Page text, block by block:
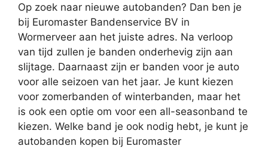
Op zoek naar nieuwe autobanden? Dan ben je
bij Euromaster Bandenservice BV in
Wormerveer aan het juiste adres. Na verloop
van tijd zullen je banden onderhevig zijn aan
slijtage. Daarnaast zijn er banden voor je auto
voor alle seizoen van het jaar. Je kunt kiezen
voor zomerbanden of winterbanden, maar het
is ook een optie om voor een all-seasonband te
kiezen. Welke band je ook nodig hebt, je kunt je
autobanden kopen bij Euromaster